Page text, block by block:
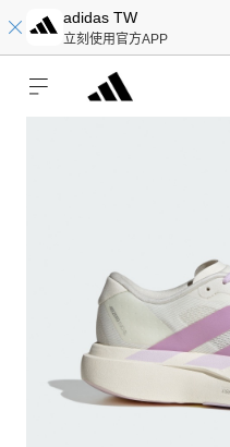
adidas TW
立刻使用官方APP